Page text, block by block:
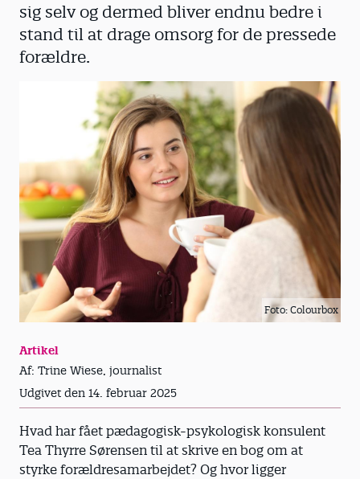
sig selv og dermed bliver endnu bedre i
stand til at drage omsorg for de pressede
forældre.
Foto: Colourbox
Artikel
Af: Trine Wiese, journalist
Udgivet den 14. februar 2025
Hvad har fået pædagogisk-psykologisk konsulent
Tea Thyrre Sørensen til at skrive en bog om at
styrke forældresamarbejdet? Og hvor ligger